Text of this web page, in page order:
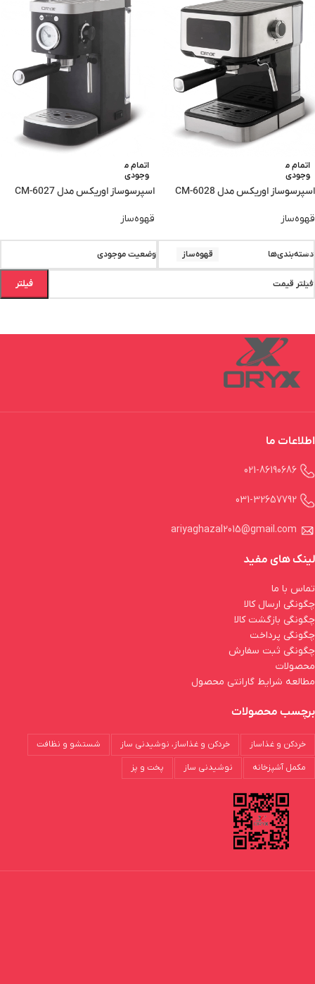
اتمام م
وجودی
اسپرسوساز اوریکس مدل CM-6028
قهوه‌ساز
اتمام م
وجودی
اسپرسوساز اوریکس مدل CM-6027
قهوه‌ساز
دسته‌بندی‌ها قهوه‌ساز وضعیت موجودی
فیلتر قیمت فیلتر
اطلاعات ما
031-32657792
لینک های مفید
تماس با ما
چگونگی ارسال کالا
چگونگی بازگشت کالا
چگونگی پرداخت
چگونگی ثبت سفارش
محصولات
مطالعه شرایط گارانتی محصول
برچسب محصولات
خردکن و غذاساز خردکن و غذاساز، نوشیدنی ساز شستشو و نظافت
مکمل آشپزخانه نوشیدنی ساز پخت و پز